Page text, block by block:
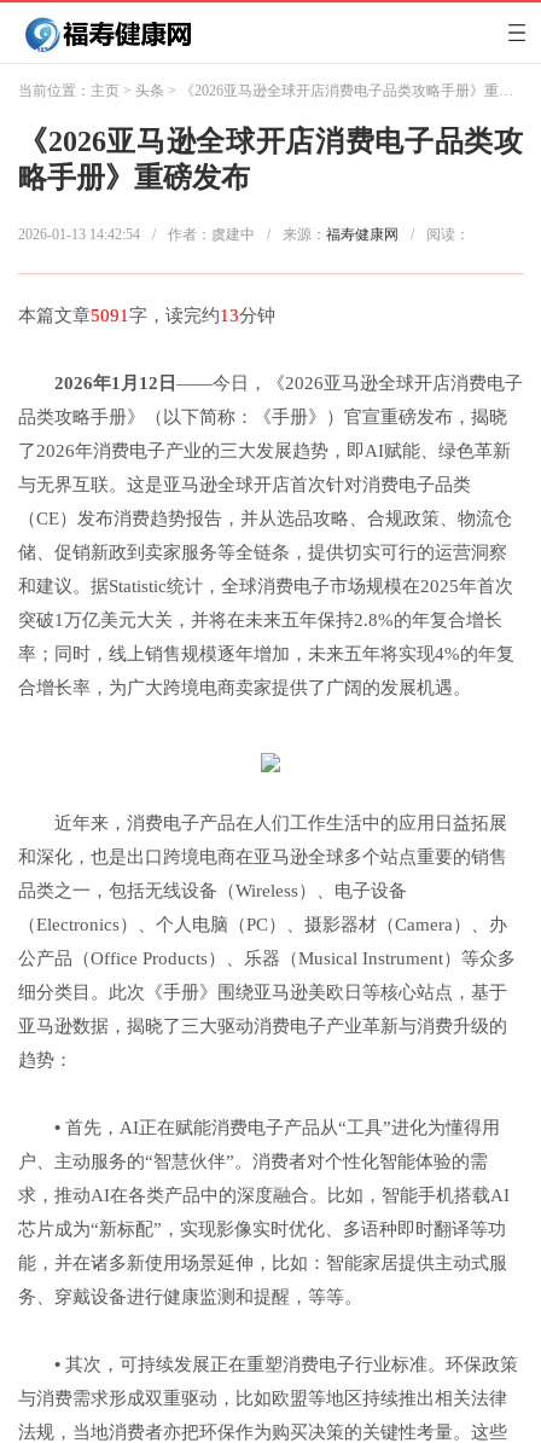
当前位置： 主页 > 头条 > 《2026亚马逊全球开店消费电子品类攻略手册》重磅发布
《2026亚马逊全球开店消费电子品类攻
略手册》重磅发布
2026-01-13 14:42:54 / 作者：虞建中 / 来源： 福寿健康网 / 阅读：
本篇文章5091字，读完约13分钟
2026年1 月 12 日——今日，《2026亚马逊全球开店消费电子
品类攻略手册》（以下简称：《手册》）官宣重磅发布，揭晓
了2026年消费电子产业的三大发展趋势，即AI赋能、绿色革新
与无界互联。这是亚马逊全球开店首次针对消费电子品类
（CE）发布消费趋势报告，并从选品攻略、合规政策、物流仓
储、促销新政到卖家服务等全链条，提供切实可行的运营洞察
和建议。据Statistic统计，全球消费电子市场规模在2025年首次
突破1万亿美元大关，并将在未来五年保持2.8%的年复合增长
率；同时，线上销售规模逐年增加，未来五年将实现4%的年复
合增长率，为广大跨境电商卖家提供了广阔的发展机遇。
近年来，消费电子产品在人们工作生活中的应用日益拓展
和深化，也是出口跨境电商在亚马逊全球多个站点重要的销售
品类之一，包括无线设备（Wireless）、电子设备
（Electronics）、个人电脑（PC）、摄影器材（Camera）、办
公产品（Office Products）、乐器（Musical Instrument）等众多
细分类目。此次《手册》围绕亚马逊美欧日等核心站点，基于
亚马逊数据，揭晓了三大驱动消费电子产业革新与消费升级的
趋势：
• 首先，AI正在赋能消费电子产品从“工具”进化为懂得用
户、主动服务的“智慧伙伴”。消费者对个性化智能体验的需
求，推动AI在各类产品中的深度融合。比如，智能手机搭载AI
芯片成为“新标配”，实现影像实时优化、多语种即时翻译等功
能，并在诸多新使用场景延伸，比如：智能家居提供主动式服
务、穿戴设备进行健康监测和提醒，等等。
• 其次，可持续发展正在重塑消费电子行业标准。环保政策
与消费需求形成双重驱动，比如欧盟等地区持续推出相关法律
法规，当地消费者亦把环保作为购买决策的关键性考量。这些